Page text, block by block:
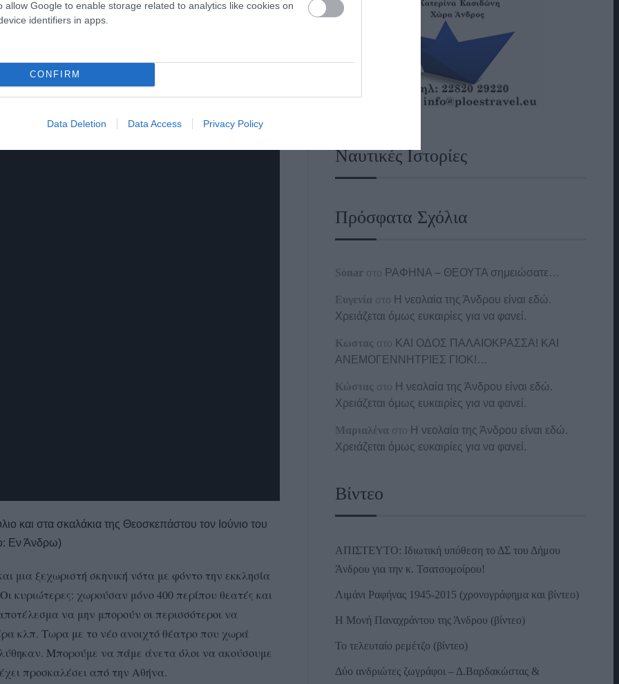
allow Google to enable storage related to analytics like cookies on
identifiers in apps.
CONFIRM
Data Deletion Data Access Privacy Policy
ανοιχτό θέατρο… (Φωτο: για το Εν Άνδρω Δημήτρης
και στα σκαλάκια της Θεοσκεπάστου τον Ιούνιο του
Εν Άνδρω)
μια ξεχωριστή σκηνική νότα με φόντο την εκκλησία
κυριώτερες: χωρούσαν μόνο 400 περίπου θεατές και
να μην μπορούν οι περισσότεροι να
κλπ. Τωρα με το νέο ανοιχτό θέατρο που χωρά
λύθηκαν. Μπορούμε να πάμε άνετα όλοι να ακούσουμε
προσκαλέσει από την Αθήνα.
Ναυτικές Ιστορίες
Πρόσφατα Σχόλια
Sonar στο ΡΑΦΗΝΑ – ΘΕΟΥΤΑ σημειώσατε…
Ευγενία στο Η νεολαία της Άνδρου είναι εδώ.
Χρειάζεται όμως ευκαιρίες για να φανεί.
Κωστας στο ΚΑΙ ΟΔΟΣ ΠΑΛΑIΟΚΡΑΣΣΑ! ΚΑΙ
ΑΝΕΜΟΓΕΝΝΗΤΡΙΕΣ ΓΙΟΚ!…
Κώστας στο Η νεολαία της Άνδρου είναι εδώ.
Χρειάζεται όμως ευκαιρίες για να φανεί.
Μαριαλένα στο Η νεολαία της Άνδρου είναι εδώ.
Χρειάζεται όμως ευκαιρίες για να φανεί.
Βίντεο
ΑΠΙΣΤΕΥΤΟ: Ιδιωτική υπόθεση το ΔΣ του Δήμου
Άνδρου για την κ. Τσατσομοίρου!
Λιμάνι Ραφήνας 1945-2015 (χρονογράφημα και βίντεο)
Η Μονή Παναχράντου της Άνδρου (βίντεο)
Το τελευταίο ρεμέτζο (βίντεο)
Δύο ανδριώτες ζωγράφοι – Δ.Βαρδακώστας &